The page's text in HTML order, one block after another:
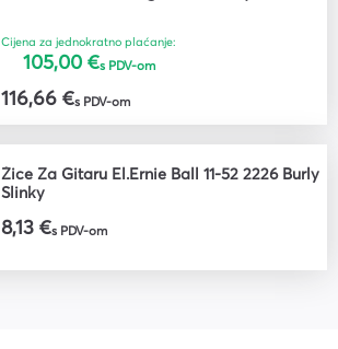
Cijena za jednokratno plaćanje:
105,00 €s PDV-om
116,66 €s PDV-om
Žice Za Gitaru El.Ernie Ball 11-52 2226 Burly
Slinky
8,13 €s PDV-om